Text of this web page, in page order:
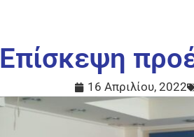
Επίσκεψη
16 Απριλίου, 2022